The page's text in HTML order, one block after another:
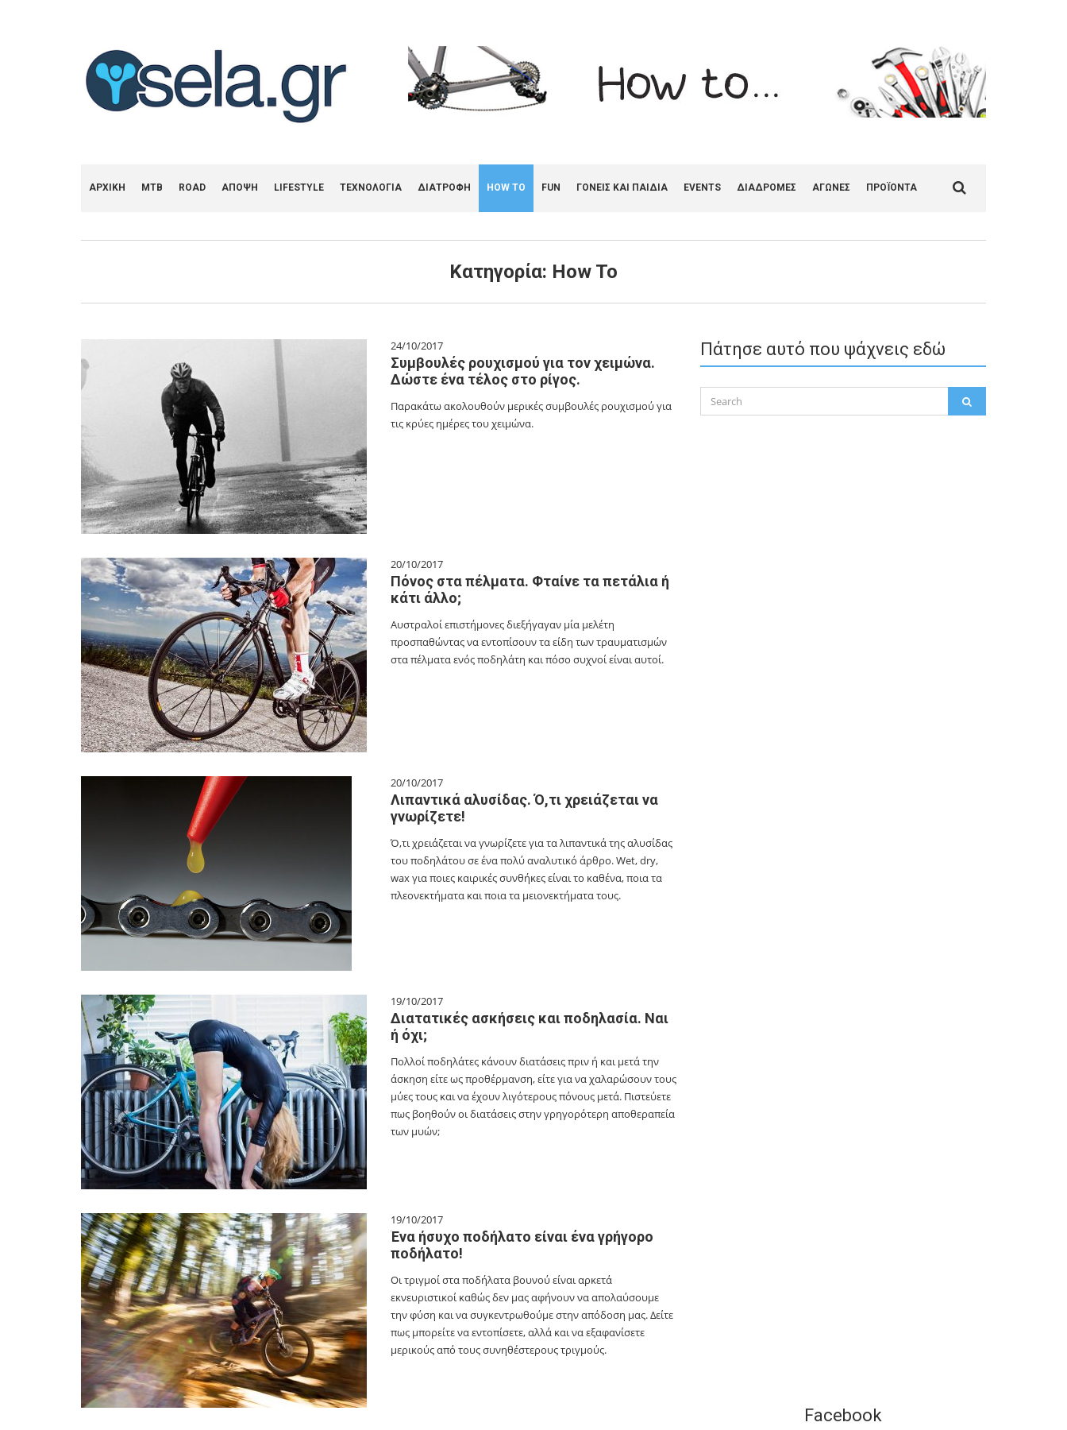
ΑΡΧΙΚΗ MTB ROAD ΑΠΟΨΗ LIFESTYLE ΤΕΧΝΟΛΟΓΙΑ ΔΙΑΤΡΟΦΗ HOW TO FUN ΓΟΝΕΊΣ ΚΑΙ ΠΑΙΔΙΆ EVENTS ΔΙΑΔΡΟΜΕΣ ΑΓΩΝΕΣ ΠΡΟΪΟΝΤΑ
for:
Κατηγορία: How To
24/10/2017
Συμβουλές ρουχισμού για τον χειμώνα.
Δώστε ένα τέλος στο ρίγος.
Παρακάτω ακολουθούν μερικές συμβουλές ρουχισμού για
τις κρύες ημέρες του χειμώνα.
20/10/2017
Πόνος στα πέλματα. Φταίνε τα πετάλια ή
κάτι άλλο;
Αυστραλοί επιστήμονες διεξήγαγαν μία μελέτη
προσπαθώντας να εντοπίσουν τα είδη των τραυματισμών
στα πέλματα ενός ποδηλάτη και πόσο συχνοί είναι αυτοί.
20/10/2017
Λιπαντικά αλυσίδας. Ό,τι χρειάζεται να
γνωρίζετε!
Ό,τι χρειάζεται να γνωρίζετε για τα λιπαντικά της αλυσίδας
του ποδηλάτου σε ένα πολύ αναλυτικό άρθρο. Wet, dry,
wax για ποιες καιρικές συνθήκες είναι το καθένα, ποια τα
πλεονεκτήματα και ποια τα μειονεκτήματα τους.
19/10/2017
Διατατικές ασκήσεις και ποδηλασία. Ναι
ή όχι;
Πολλοί ποδηλάτες κάνουν διατάσεις πριν ή και μετά την
άσκηση είτε ως προθέρμανση, είτε για να χαλαρώσουν τους
μύες τους και να έχουν λιγότερους πόνους μετά. Πιστεύετε
πως βοηθούν οι διατάσεις στην γρηγορότερη αποθεραπεία
των μυών;
19/10/2017
Ένα ήσυχο ποδήλατο είναι ένα γρήγορο
ποδήλατο!
Οι τριγμοί στα ποδήλατα βουνού είναι αρκετά
εκνευριστικοί καθώς δεν μας αφήνουν να απολαύσουμε
την φύση και να συγκεντρωθούμε στην απόδοση μας. Δείτε
πως μπορείτε να εντοπίσετε, αλλά και να εξαφανίσετε
μερικούς από τους συνηθέστερους τριγμούς.
Πάτησε αυτό που ψάχνεις εδώ
Search
for:
Facebook